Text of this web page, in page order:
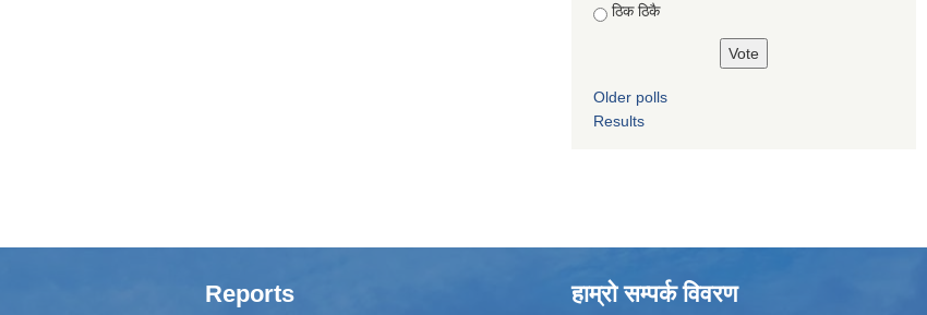
ठिक ठिकै
Older polls
Results
Reports हाम्रो सम्पर्क विवरण